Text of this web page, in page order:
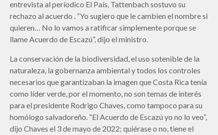
entrevista al períodico El País, Tattenbach sostuvo su
rechazo al acuerdo . “Yo sugiero que le cambien el nombre si
quieren… No lo vamos a ratificar simplemente porque se
llame Acuerdo de Escazú”, dijo el ministro.
La conservación de la biodiversidad, el uso sotenible de la
naturaleza, la gobernanza ambiental y todos los controles
necesarios que garantizaban la imagen que Costa Rica tenía
como líder verde, por el momento, no son temas de interés
para el presidente Rodrigo Chaves, como tampoco para su
homólogo salvadoreño. “El Acuerdo de Escazú yo no lo veo”,
dijo Chaves el 3 de mayo de 2022; quiérase o no, tiene el